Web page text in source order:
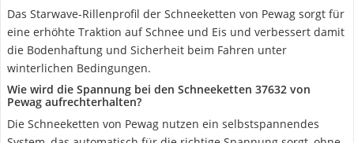
Das Starwave-Rillenprofil der Schneeketten von Pewag sorgt für
eine erhöhte Traktion auf Schnee und Eis und verbessert damit
die Bodenhaftung und Sicherheit beim Fahren unter
winterlichen Bedingungen.
Wie wird die Spannung bei den Schneeketten 37632 von
Pewag aufrechterhalten?
Die Schneeketten von Pewag nutzen ein selbstspannendes